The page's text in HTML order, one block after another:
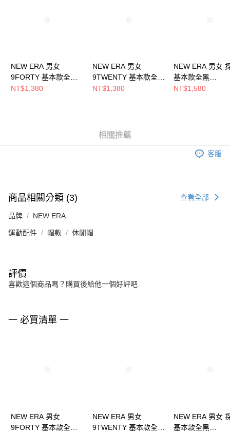
NEW ERA 男女
9FORTY 基本款全
NE13090119
NT$1,380
NEW ERA 男女
9TWENTY 基本款全黑
NE13090120
NT$1,380
NEW ERA 男女
基本款全黑
NE13090091
NT$1,580
相關推薦
客服
商品相關分類 (3) 查看全部
品牌 NEW ERA
運動配件 帽款 休閒帽
評價
喜歡這個商品嗎？購買後給他一個好評吧
一 必買清單 一
NEW ERA 男女
9FORTY 基本款全
NEW ERA 男女
9TWENTY 基本款全黑
NEW ERA 男女
基本款全黑